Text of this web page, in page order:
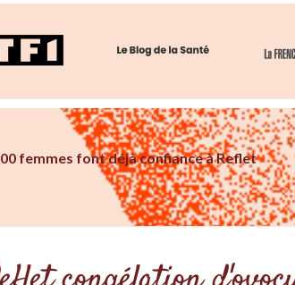
femmes font déjà confiance à Reflet